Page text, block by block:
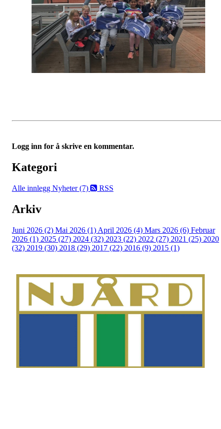
Logg inn for å skrive en kommentar.
Kategori
Alle innlegg Nyheter (7) RSS
Arkiv
Juni 2026 (2) Mai 2026 (1) April 2026 (4) Mars 2026 (6) Februar
2026 (1) 2025 (27) 2024 (32) 2023 (22) 2022 (27) 2021 (25) 2020
(32) 2019 (30) 2018 (29) 2017 (22) 2016 (9) 2015 (1)